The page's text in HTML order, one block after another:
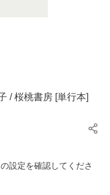
/ 桜桃書房 [単行本]
設定を確認してくださ